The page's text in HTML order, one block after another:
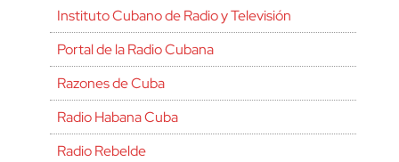
Instituto Cubano de Radio y Televisión
Portal de la Radio Cubana
Razones de Cuba
Radio Habana Cuba
Radio Rebelde